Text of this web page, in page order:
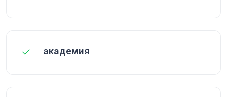
академия